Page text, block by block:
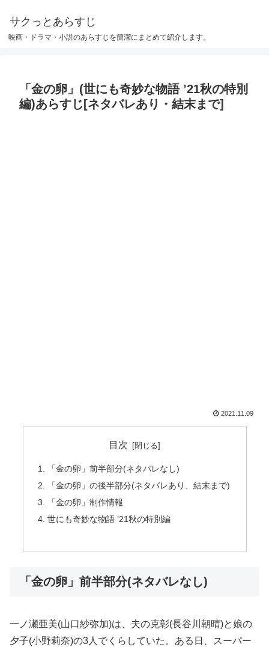
サクっとあらすじ
映画・ドラマ・小説のあらすじを簡潔にまとめて紹介します。
「金の卵」(世にも奇妙な物語 ’21秋の特別
編)あらすじ[ネタバレあり・結末まで]
2021.11.09
目次
「金の卵」前半部分(ネタバレなし)
「金の卵」の後半部分(ネタバレあり、結末まで)
「金の卵」制作情報
世にも奇妙な物語 ’21秋の特別編
「金の卵」前半部分(ネタバレなし)
一ノ瀬亜美(山口紗弥加)は、夫の克彰(長谷川朝晴)と娘の
夕子(小野莉奈)の3人でくらしていた。ある日、スーパー